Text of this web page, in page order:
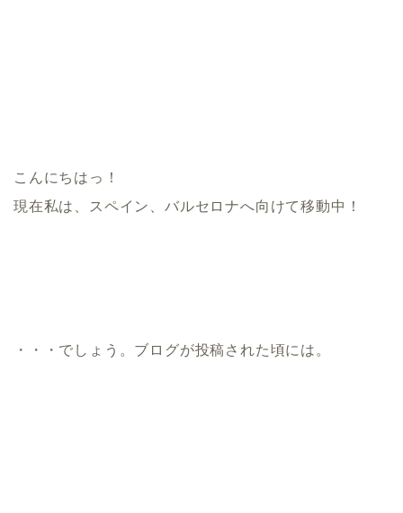
こんにちはっ！
現在私は、スペイン、バルセロナへ向けて移動中！
・・・でしょう。ブログが投稿された頃には。